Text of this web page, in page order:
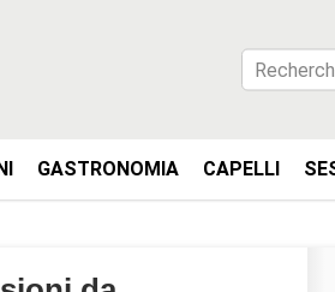
GASTRONOMIA CAPELLI